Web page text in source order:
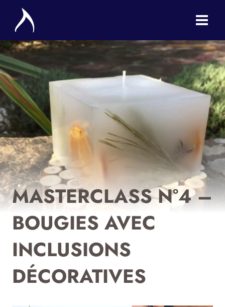
contenu
MASTERCLASS N°4 –
BOUGIES AVEC
INCLUSIONS
DÉCORATIVES